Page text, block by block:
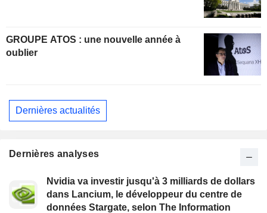
GROUPE ATOS : une nouvelle année à
oublier
Dernières actualités
Dernières analyses
Nvidia va investir jusqu'à 3 milliards de dollars
dans Lancium, le développeur du centre de
données Stargate, selon The Information